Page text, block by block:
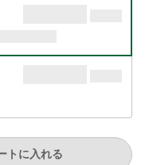
トに入れる